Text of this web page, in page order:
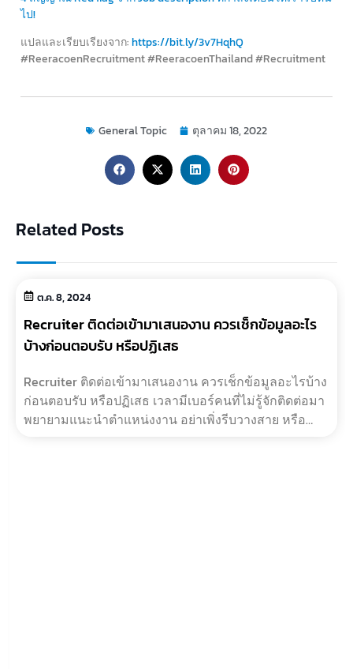
ไป!
แปลและเรียบเรียงจาก:https://bit.ly/3v7HqhQ
#ReeracoenRecruitment #ReeracoenThailand #Recruitment
General Topic ตุลาคม 18, 2022
Related Posts
ต.ค. 8, 2024
Recruiter ติดต่อเข้ามาเสนองาน ควรเช็กข้อมูลอะไร
บ้างก่อนตอบรับ หรือปฏิเสธ
Recruiter ติดต่อเข้ามาเสนองาน ควรเช็กข้อมูลอะไรบ้าง
ก่อนตอบรับ หรือปฏิเสธ เวลามีเบอร์คนที่ไม่รู้จักติดต่อมา
พยายามแนะนำตำแหน่งงาน อย่าเพิ่งรีบวางสาย หรือ